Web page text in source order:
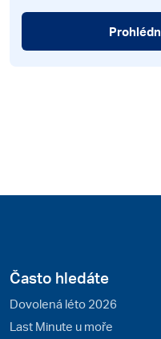
Často hledáte
Dovolená léto 2026
Last Minute u moře